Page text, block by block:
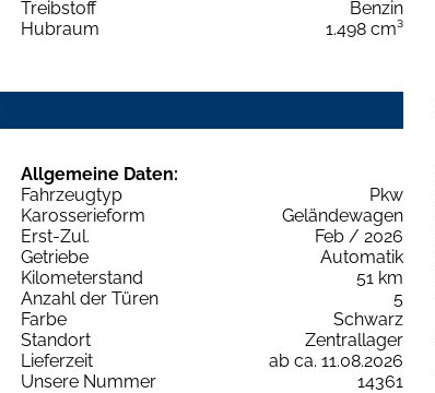
Treibstoff
Benzin
Hubraum
1.498 cm³
Allgemeine Daten:
Fahrzeugtyp
Pkw
Karosserieform
Geländewagen
Erst-Zul.
Feb / 2026
Getriebe
Automatik
Kilometerstand
51 km
Anzahl der Türen
5
Farbe
Schwarz
Standort
Zentrallager
Lieferzeit
ab ca. 11.08.2026
Unsere Nummer
14361